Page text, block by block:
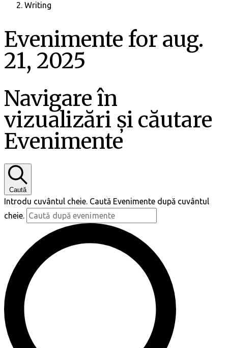
Writing
Evenimente for aug.
21, 2025
Navigare în
vizualizări și căutare
Evenimente
Caută
Introdu cuvântul cheie. Caută Evenimente după cuvântul
cheie.